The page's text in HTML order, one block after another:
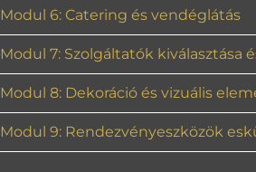
Modul 6: Catering és vendéglátás
Modul 7: Szolgáltatók kiválasztása
Modul 8: Dekoráció és vizuális
Modul 9: Rendezvényeszközök